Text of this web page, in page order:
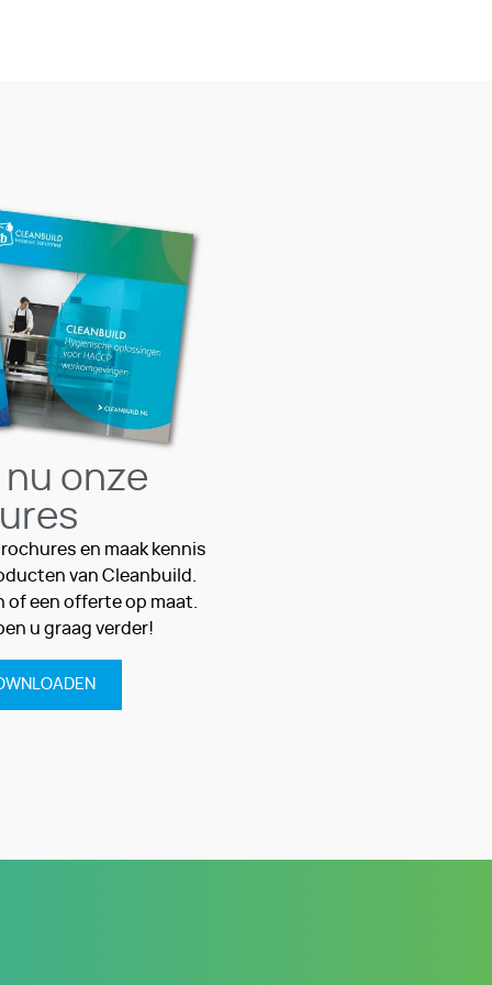
nu onze
en maak kennis
van Cleanbuild.
of een offerte op maat.
u graag verder!